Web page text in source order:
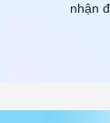
nhận